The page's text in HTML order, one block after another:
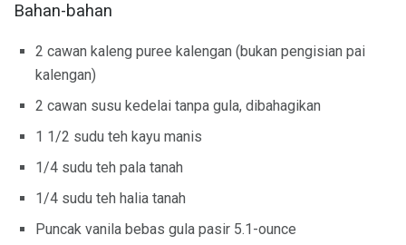
Bahan-bahan
2 cawan kaleng puree kalengan (bukan pengisian pai
kalengan)
2 cawan susu kedelai tanpa gula, dibahagikan
1 1/2 sudu teh kayu manis
1/4 sudu teh pala tanah
1/4 sudu teh halia tanah
Puncak vanila bebas gula pasir 5.1-ounce